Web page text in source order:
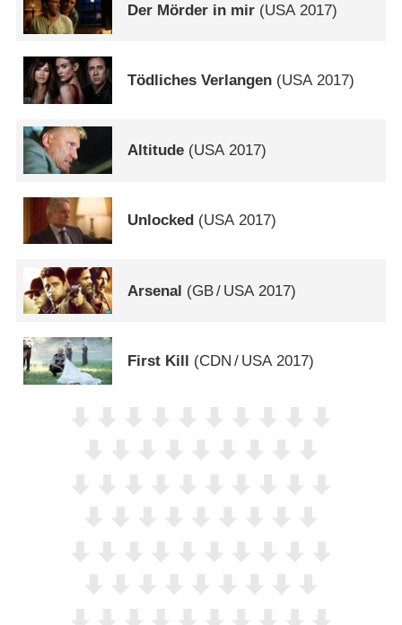
Der Mörder in mir (USA 2017)
Tödliches Verlangen (USA2017)
Altitude (USA2017)
Unlocked (USA2017)
Arsenal (GB/ USA 2017)
First Kill (CDN / USA 2017)